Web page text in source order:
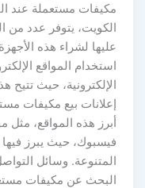
مكيفات مستعملة عند
الكويت، يتوفر عدد من
عليها لشراء هذه
استخدام المواقع
الإلكترونية، حيث
إعلانات بيع مكيفات
أبرز هذه المواقع، مثل
فيسبوك، حيث يبرز
المتنوعة. وسائل
البحث عن مكيفات